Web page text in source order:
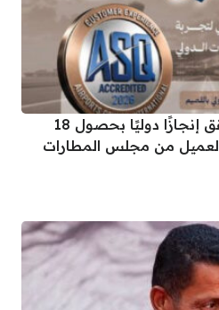
تجمّع مطارات الثاني يحقق إنجازًا دوليًا بحصول 18
العميل من مجلس المطارات